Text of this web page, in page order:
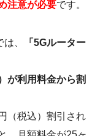
注意が必要です。
、
「5Gルーター
が利用料金から割
（税込）割引され